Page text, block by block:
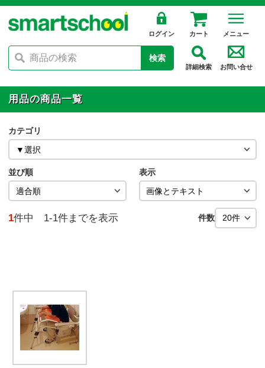
ログイン カート メニュー
検索
詳細検索 お問い合せ
用品の商品一覧
カテゴリ
並び順 表示
1件中 1-1件までを表示 件数